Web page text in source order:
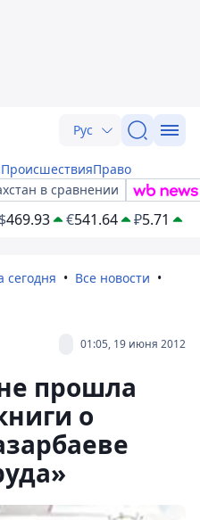
Рус
ПроисшествияПраво
в сравнении
$469.93 €541.64 ₽5.71
сегодня
Все новости
01:05, 19 июня 2012
прошла
о